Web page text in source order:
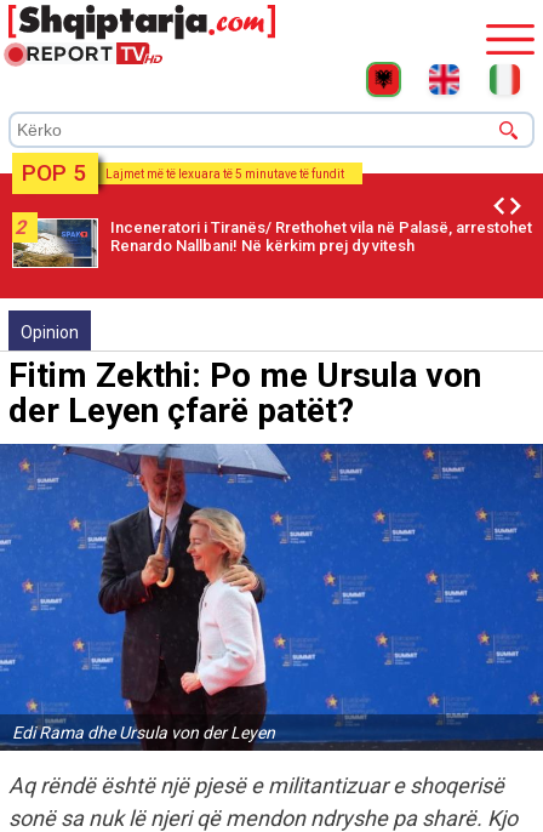
POP 5 Lajmet më të lexuara të 5 minutave të fundit
2
Inceneratori i Tiranës/ Rrethohet vila në Palasë, arrestohet
Renardo Nallbani! Në kërkim prej dy vitesh
Opinion
Fitim Zekthi: Po me Ursula von
der Leyen çfarë patët?
Edi Rama dhe Ursula von der Leyen
Aq rëndë është një pjesë e militantizuar e shoqerisë
sonë sa nuk lë njeri që mendon ndryshe pa sharë. Kjo